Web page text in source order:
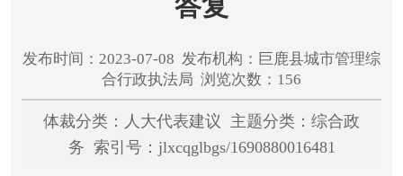
答复
发布时间：2023-07-08 发布机构：巨鹿县城市管理综
合行政执法局 浏览次数：156
体裁分类：人大代表建议 主题分类：综合政
务 索引号：jlxcqglbgs/1690880016481